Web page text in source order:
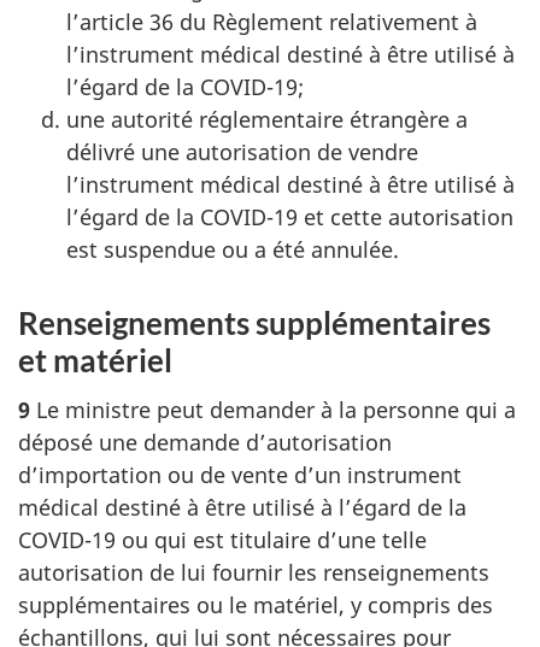
l’article 36 du Règlement relativement à
l’instrument médical destiné à être utilisé à
l’égard de la COVID-19;
une autorité réglementaire étrangère a
délivré une autorisation de vendre
l’instrument médical destiné à être utilisé à
l’égard de la COVID-19 et cette autorisation
est suspendue ou a été annulée.
Renseignements supplémentaires
et matériel
9 Le ministre peut demander à la personne qui a
déposé une demande d’autorisation
d’importation ou de vente d’un instrument
médical destiné à être utilisé à l’égard de la
COVID-19 ou qui est titulaire d’une telle
autorisation de lui fournir les renseignements
supplémentaires ou le matériel, y compris des
échantillons, qui lui sont nécessaires pour